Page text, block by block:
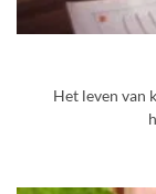
Het leven van